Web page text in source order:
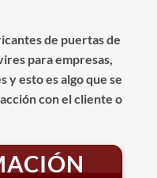
de puertas de
para empresas,
esto es algo que se
con el cliente o